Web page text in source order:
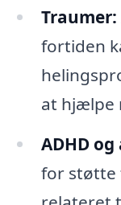
Traumer:
fortiden
at hjælpe
ADHD
for støtte